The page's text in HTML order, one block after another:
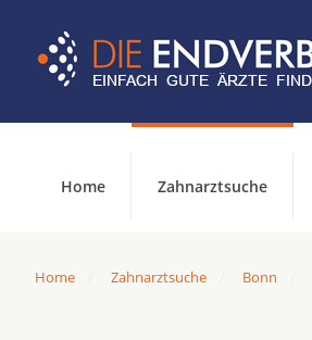
Home Zahnarztsuche
Home Zahnarztsuche Bonn